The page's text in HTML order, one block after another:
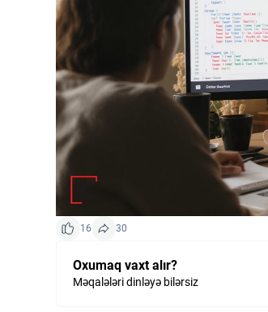
Kriptovalyuta
ÇƏRƏZLƏR SİYASƏTİ
İSTIFADƏ ŞƏRTLƏRİ
MƏXFİLİK SİYASƏTİ
Haqqımızda
16 30
Oxumaq vaxt alır?
Məqalələri dinləyə bilərsiz